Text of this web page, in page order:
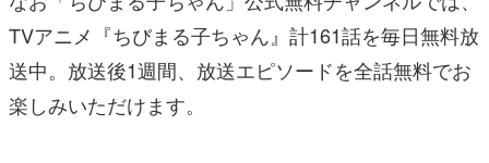
TVアニメ『ちびまる子ちゃん』計161話を毎日無料放
送中。放送後1週間、放送エピソードを全話無料でお
楽しみいただけます。